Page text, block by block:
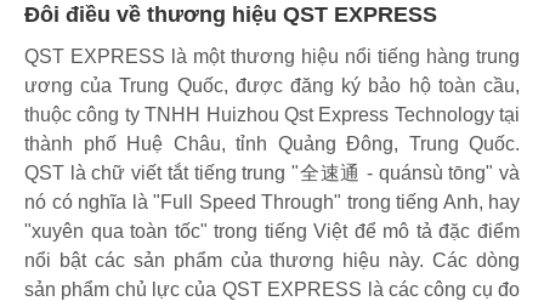
Đôi điều về thương hiệu QST EXPRESS
QST EXPRESS là một thương hiệu nổi tiếng hàng trung
ương của Trung Quốc, được đăng ký bảo hộ toàn cầu,
thuộc công ty TNHH Huizhou Qst Express Technology tại
thành phố Huệ Châu, tỉnh Quảng Đông, Trung Quốc.
QST là chữ viết tắt tiếng trung "全速通 - quánsù tōng" và
nó có nghĩa là "Full Speed Through" trong tiếng Anh, hay
"xuyên qua toàn tốc" trong tiếng Việt để mô tả đặc điểm
nổi bật các sản phẩm của thương hiệu này. Các dòng
sản phẩm chủ lực của QST EXPRESS là các công cụ đo